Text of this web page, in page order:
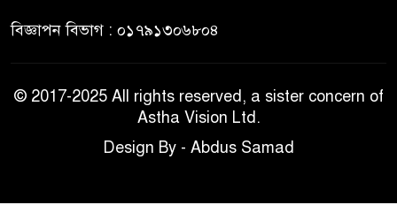
বিজ্ঞাপন বিভাগ : ০১৭৯১৩০৬৮০৪
© 2017-2025 All rights reserved, a sister concern of
Astha Vision Ltd.
Design By - Abdus Samad